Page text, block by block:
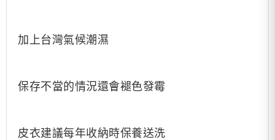
加上台灣氣候潮濕
保存不當的情況還會褪色發霉
皮衣建議每年收納時保養送洗